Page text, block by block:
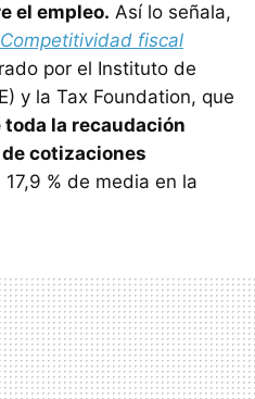
el empleo. Así lo señala,
Competitividad fiscal
por el Instituto de
y la Tax Foundation, que
toda la recaudación
cotizaciones
% de media en la